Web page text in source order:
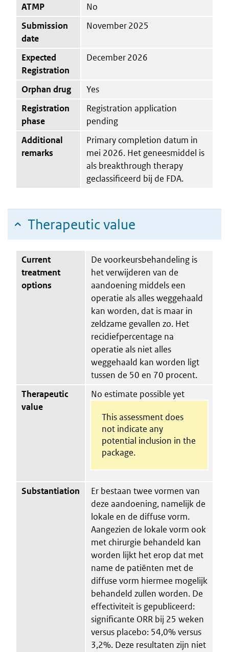
ATMP
No
Submission
date
November 2025
Expected
Registration
December 2026
Orphan drug
Yes
Registration
phase
Registration application
pending
Additional
remarks
Primary completion datum in
mei 2026. Het geneesmiddel is
als breakthrough therapy
geclassificeerd bij de FDA.
Therapeutic value
Current
treatment
options
De voorkeursbehandeling is
het verwijderen van de
aandoening middels een
operatie als alles weggehaald
kan worden, dat is maar in
zeldzame gevallen zo. Het
recidiefpercentage na
operatie als niet alles
weggehaald kan worden ligt
tussen de 50 en 70 procent.
Therapeutic
value
No estimate possible yet
This assessment does
not indicate any
potential inclusion in the
package.
Substantiation
Er bestaan twee vormen van
deze aandoening, namelijk de
lokale en de diffuse vorm.
Aangezien de lokale vorm ook
met chirurgie behandeld kan
worden lijkt het erop dat met
name de patiënten met de
diffuse vorm hiermee mogelijk
behandeld zullen worden. De
effectiviteit is gepubliceerd:
significante ORR bij 25 weken
versus placebo: 54,0% versus
3,2%. Deze resultaten zijn niet